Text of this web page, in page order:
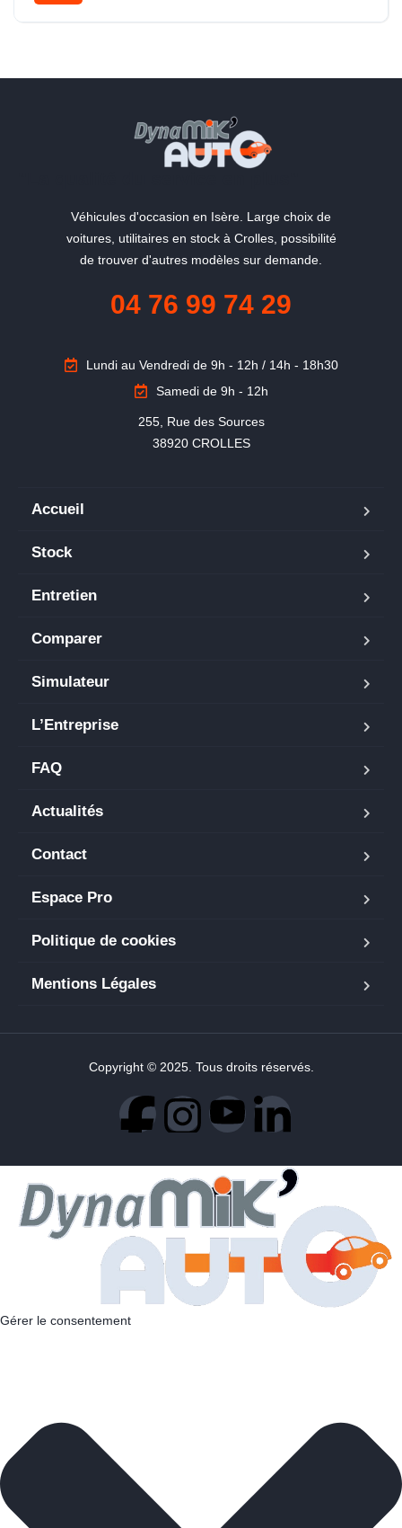
Véhicules d'occasion en Isère. Large choix de
voitures, utilitaires en stock à Crolles, possibilité
de trouver d'autres modèles sur demande.
04 76 99 74 29
Lundi au Vendredi de 9h - 12h / 14h - 18h30
Samedi de 9h - 12h
255, Rue des Sources
38920 CROLLES
Accueil
Stock
Entretien
Comparer
Simulateur
L’Entreprise
FAQ
Actualités
Contact
Espace Pro
Politique de cookies
Mentions Légales
Copyright © 2025. Tous droits réservés.
Gérer le consentement